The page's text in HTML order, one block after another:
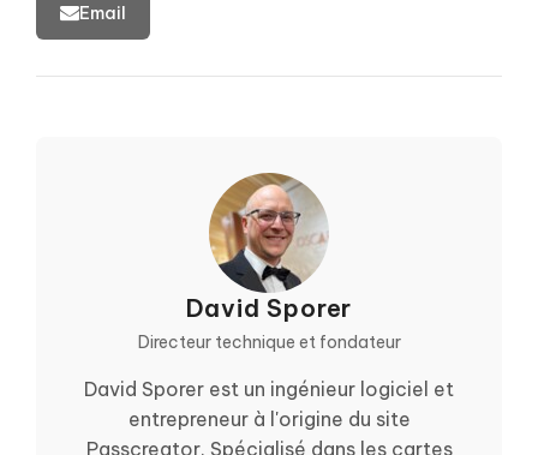
Email
David Sporer
Directeur technique et fondateur
David Sporer est un ingénieur logiciel et
entrepreneur à l'origine du site
Passcreator. Spécialisé dans les cartes